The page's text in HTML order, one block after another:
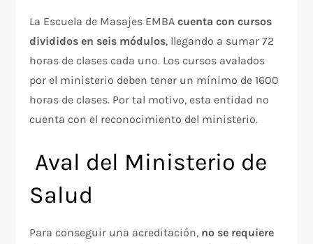
La Escuela de Masajes EMBAcuenta con cursos
divididos en seis módulos, llegando a sumar 72
horas de clases cada uno. Los cursos avalados
por el ministerio deben tener un mínimo de 1600
horas de clases. Por tal motivo, esta entidad no
cuenta con el reconocimiento del ministerio.
Aval del Ministerio de
Salud
Para conseguir una acreditación, no se requiere